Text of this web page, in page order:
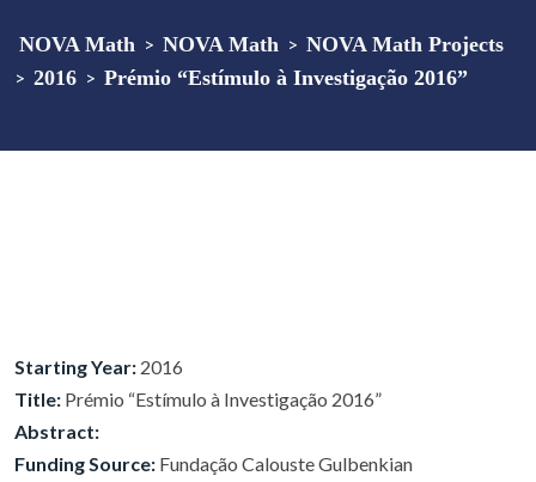
NOVA Math > NOVA Math > NOVA Math Projects
> 2016 > Prémio “Estímulo à Investigação 2016”
Starting Year: 2016
Title: Prémio “Estímulo à Investigação 2016”
Abstract:
Funding Source: Fundação Calouste Gulbenkian